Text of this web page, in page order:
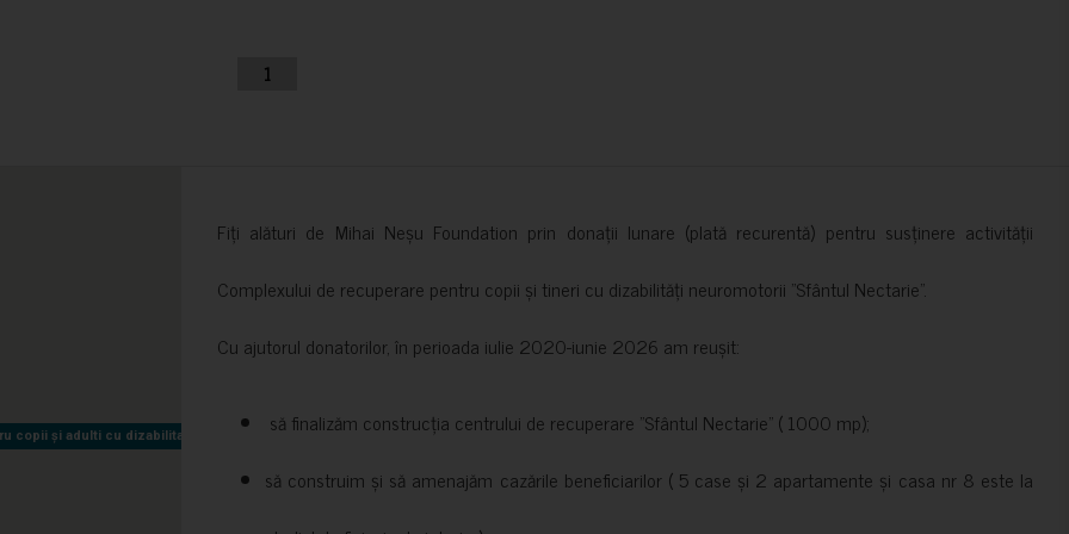
1
copii și adulti cu dizabilitati neuromotorii Sfântul Nectarie
copii și adulti cu dizabilitati neuromotorii Sfântul Nectarie
Fiți alături de Mihai Neșu Foundation prin donații lunare (plată recurentă) pentru susținere activității
Complexului de recuperare pentru copii și tineri cu dizabilități neuromotorii ”Sfântul Nectarie”.
Cu ajutorul donatorilor, în perioada iulie 2020-iunie 2026 am reușit:
să finalizăm construcția centrului de recuperare ”Sfântul Nectarie” ( 1000 mp);
să construim și să amenajăm cazările beneficiarilor ( 5 case și 2 apartamente și casa nr 8 este la